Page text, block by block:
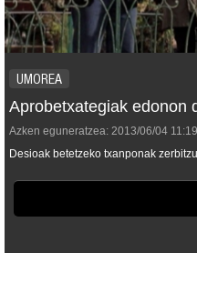
UMOREA
Aprobetxategiak edonon
Azken eguneratzea: 2013/06/04 11:19
Desioak betetzeko txanponak